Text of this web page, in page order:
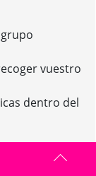
vuestro
dentro del